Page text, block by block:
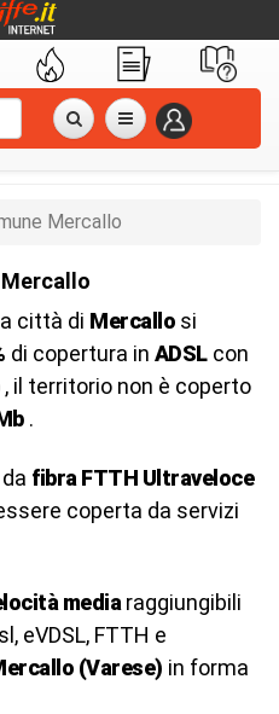
Mercallo
città di Mercallo si
di copertura in ADSLcon
, il territorio non è coperto
.
fibra FTTH Ultraveloce
coperta da servizi
media raggiungibili
eVDSL, FTTH e
(Varese) in forma